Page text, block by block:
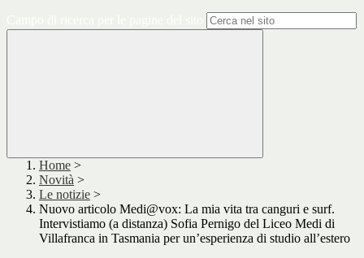
Home >
Novità >
Le notizie >
Nuovo articolo Medi@vox: La mia vita tra canguri e surf.
Intervistiamo (a distanza) Sofia Pernigo del Liceo Medi di
Villafranca in Tasmania per un’esperienza di studio all’estero